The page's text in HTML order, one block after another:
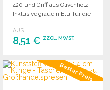
420 und Griff aus Olivenholz.
Inklusive grauem Etui für die
AUS
8,51 € ZZGL. MWST.
BESTELLEN
Angebot anfordernBester Preis